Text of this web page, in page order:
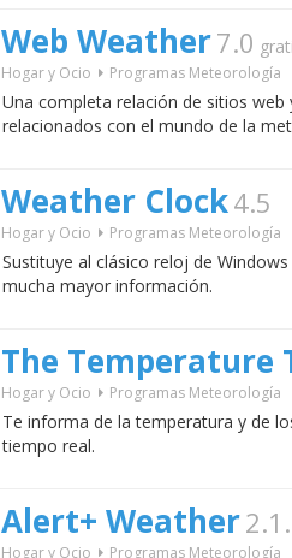
Web Weather7.0
Hogar y Ocio Programas Meteorología
Una completa relación de sitios web
relacionados con el mundo de la
Weather Clock4.5
Hogar y Ocio Programas Meteorología
Sustituye al clásico reloj de
mucha mayor información.
The Temperature
Hogar y Ocio Programas Meteorología
Te informa de la temperatura y de
tiempo real.
Alert+ Weather
Hogar y Ocio Programas Meteorología